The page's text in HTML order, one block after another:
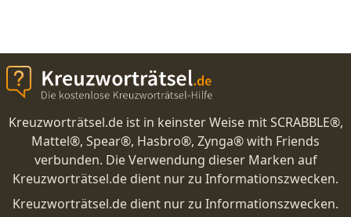
Kreuzworträtsel.de ist in keinster Weise mit SCRABBLE®,
Mattel®, Spear®, Hasbro®, Zynga® with Friends
verbunden. Die Verwendung dieser Marken auf
Kreuzworträtsel.de dient nur zu Informationszwecken.
Kreuzworträtsel.de dient nur zu Informationszwecken.